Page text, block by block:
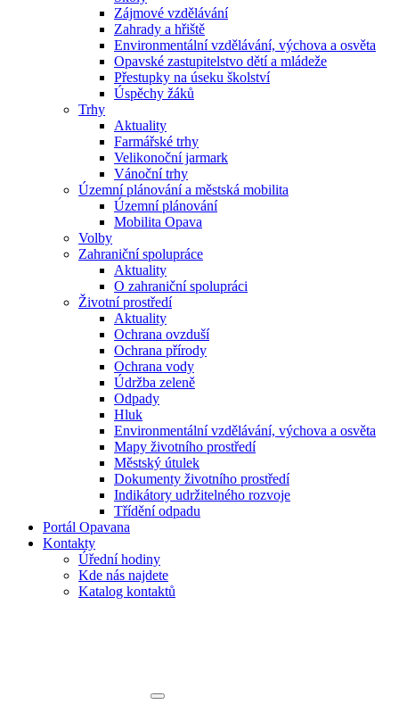
Zájmové vzdělávání
Zahrady a hřiště
Environmentální vzdělávání, výchova a osvěta
Opavské zastupitelstvo dětí a mládeže
Přestupky na úseku školství
Úspěchy žáků
Trhy
Aktuality
Farmářské trhy
Velikonoční jarmark
Vánoční trhy
Územní plánování a městská mobilita
Územní plánování
Mobilita Opava
Volby
Zahraniční spolupráce
Aktuality
O zahraniční spolupráci
Životní prostředí
Aktuality
Ochrana ovzduší
Ochrana přírody
Ochrana vody
Údržba zeleně
Odpady
Hluk
Environmentální vzdělávání, výchova a osvěta
Mapy životního prostředí
Městský útulek
Dokumenty životního prostředí
Indikátory udržitelného rozvoje
Třídění odpadu
Portál Opavana
Kontakty
Úřední hodiny
Kde nás najdete
Katalog kontaktů